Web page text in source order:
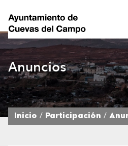
Anuncios
Inicio Participación